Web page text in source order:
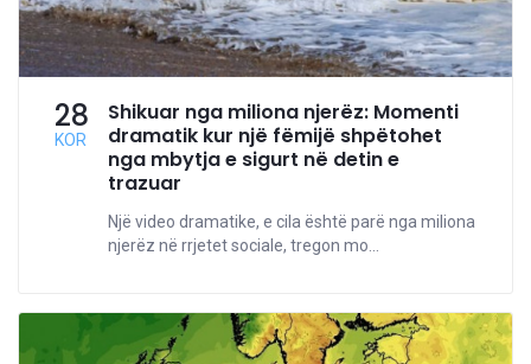
28
KOR
Shikuar nga miliona njerëz: Momenti
dramatik kur një fëmijë shpëtohet
nga mbytja e sigurt në detin e
trazuar
Një video dramatike, e cila është parë nga miliona
njerëz në rrjetet sociale, tregon mo...